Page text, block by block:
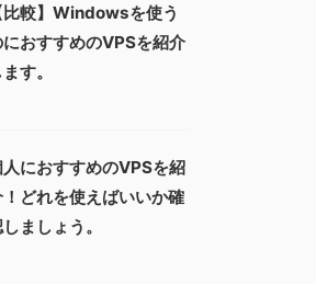
比較】Windowsを使う
おすすめのVPSを紹介
す。
におすすめのVPSを紹
どれを使えばいいか確
ましょう。